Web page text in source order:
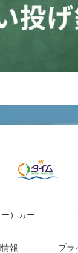
）カー
報 プラ